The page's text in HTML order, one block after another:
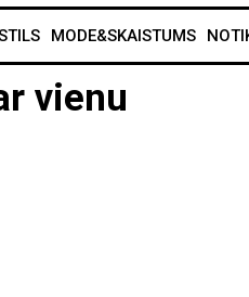
MODE&SKAISTUMS
vienu